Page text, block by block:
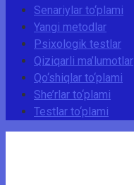
Senariylar to‘plami
Yangi metodlar
Psixologik testlar
Qiziqarli ma’lumotlar
Qo‘shiqlar to‘plami
She’rlar to‘plami
Testlar to‘plami